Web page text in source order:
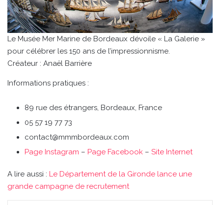
Le Musée Mer Marine de Bordeaux dévoile « La Galerie »
pour célébrer les 150 ans de l’impressionnisme.
Créateur : Anaël Barrière
Informations pratiques :
89 rue des étrangers, Bordeaux, France
05 57 19 77 73
contact@mmmbordeaux.com
Page Instagram – Page Facebook – Site Internet
A lire aussi : Le Département de la Gironde lance une
grande campagne de recrutement